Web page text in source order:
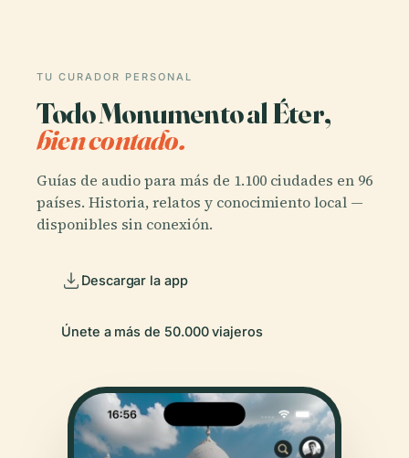
TU CURADOR PERSONAL
Todo Monumento al Éter,
bien contado.
Guías de audio para más de 1.100 ciudades en 96
países. Historia, relatos y conocimiento local —
disponibles sin conexión.
Descargar la app
Únete a más de 50.000 viajeros